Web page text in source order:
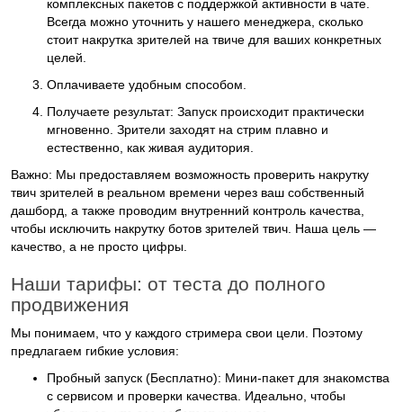
комплексных пакетов с поддержкой активности в чате.
Всегда можно уточнить у нашего менеджера, сколько
стоит накрутка зрителей на твиче для ваших конкретных
целей.
Оплачиваете удобным способом.
Получаете результат: Запуск происходит практически
мгновенно. Зрители заходят на стрим плавно и
естественно, как живая аудитория.
Важно: Мы предоставляем возможность проверить накрутку
твич зрителей в реальном времени через ваш собственный
дашборд, а также проводим внутренний контроль качества,
чтобы исключить накрутку ботов зрителей твич. Наша цель —
качество, а не просто цифры.
Наши тарифы: от теста до полного
продвижения
Мы понимаем, что у каждого стримера свои цели. Поэтому
предлагаем гибкие условия:
Пробный запуск (Бесплатно): Мини-пакет для знакомства
с сервисом и проверки качества. Идеально, чтобы